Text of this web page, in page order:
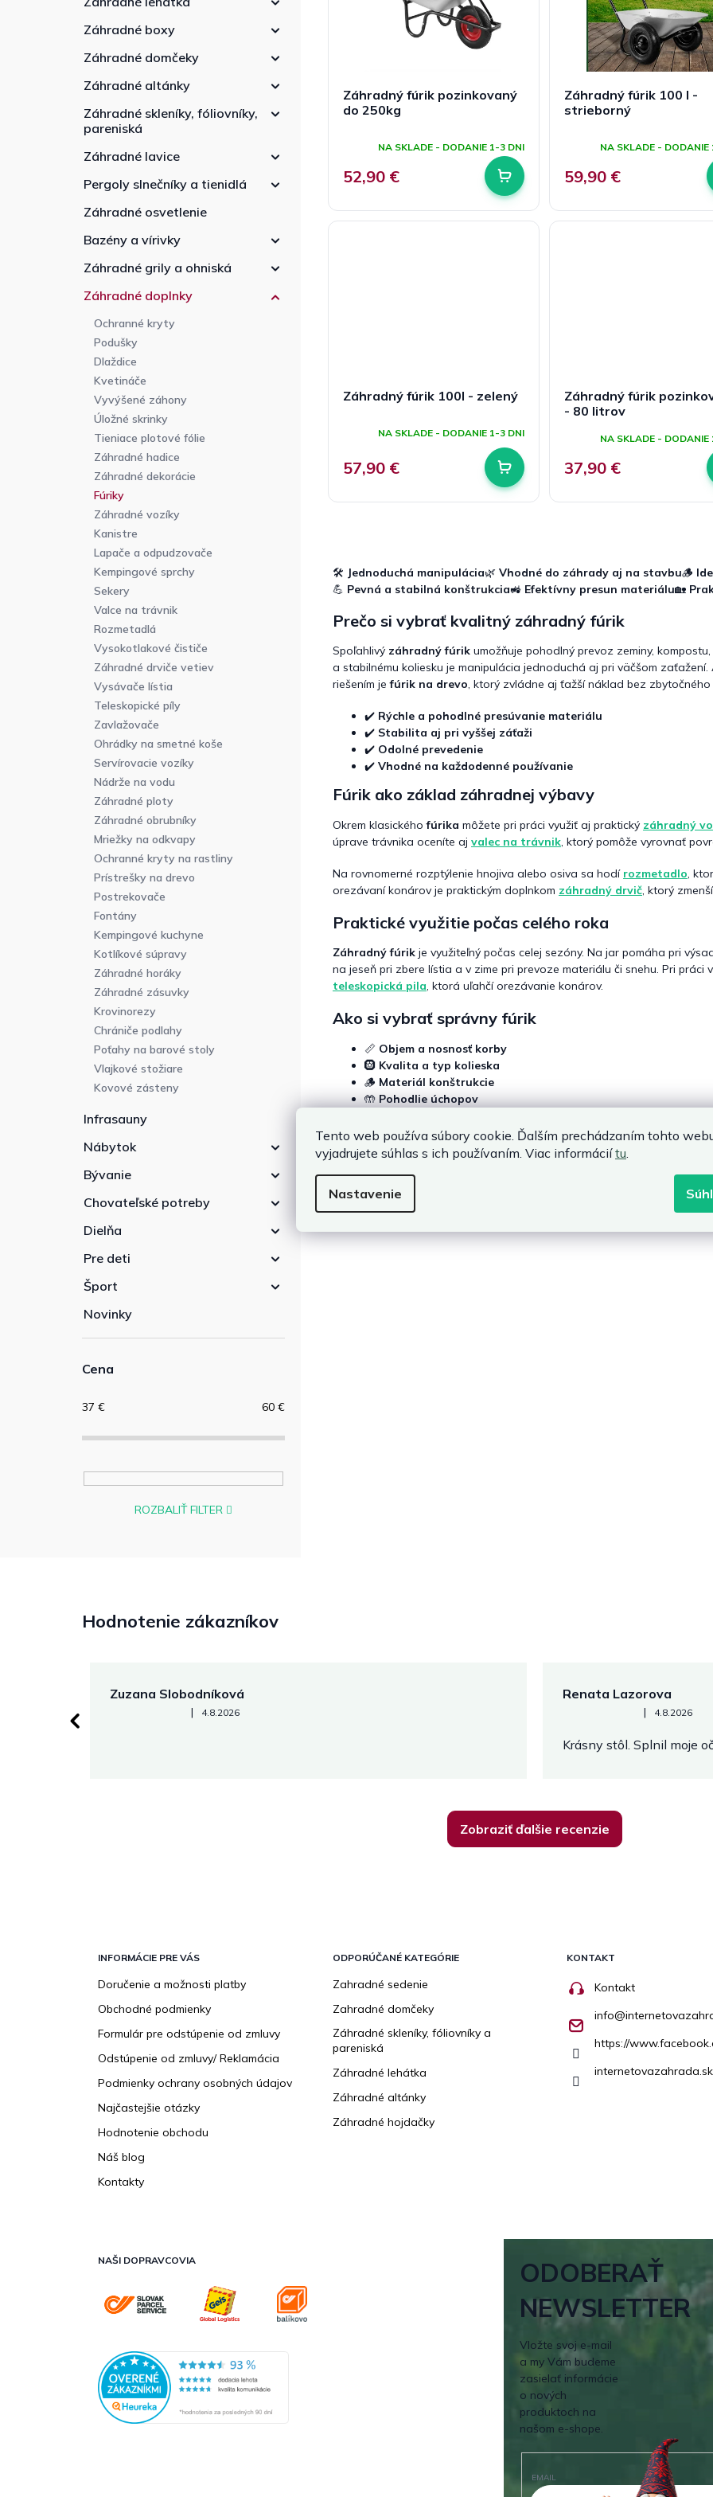
Tento web používa súbory cookie. Ďalším prechádzaním tohto
vyjadrujete súhlas s ich používaním. Viac informáciítu
Nastavenie
Záhradné boxy
Záhradné domčeky
Záhradné altánky
Záhradné skleníky, fóliovníky,
pareniská
Záhradné lavice
Pergoly slnečníky a tienidlá
Záhradné osvetlenie
Bazény a vírivky
Záhradné grily a ohniská
Záhradné doplnky
Ochranné kryty
Podušky
Dlaždice
Kvetináče
Vyvýšené záhony
Úložné skrinky
Tieniace plotové fólie
Záhradné hadice
Záhradné dekorácie
Fúriky
Záhradné vozíky
Kanistre
Lapače a odpudzovače
Kempingové sprchy
Sekery
Valce na trávnik
Rozmetadlá
Vysokotlakové čističe
Záhradné drviče vetiev
Vysávače lístia
Teleskopické píly
Zavlažovače
Ohrádky na smetné koše
Servírovacie vozíky
Nádrže na vodu
Záhradné ploty
Záhradné obrubníky
Mriežky na odkvapy
Ochranné kryty na rastliny
Prístrešky na drevo
Postrekovače
Fontány
Kempingové kuchyne
Kotlíkové súpravy
Záhradné horáky
Záhradné zásuvky
Krovinorezy
Chrániče podlahy
Poťahy na barové stoly
Vlajkové stožiare
Kovové zásteny
Infrasauny
Nábytok
Bývanie
Chovateľské potreby
Dielňa
Pre deti
Šport
Novinky
Cena
37 € 60 €
ROZBALIŤ FILTER
Záhradný fúrik pozinkovaný
do 250kg
hodnotenie
je
5,0
5
hviezdičiek.
NA SKLADE - DODANIE 1-3 DNI
52,90 €
Záhradný fúrik 100 l -
strieborný
hodnotenie
je
5,0
5
hviezdičiek.
NA SKLADE - DODANIE
59,90 €
Záhradný fúrik 100l - zelený
hodnotenie
5,0
hviezdičiek.
NA SKLADE - DODANIE 1-3 DNI
57,90 €
Záhradný fúrik
- 80 litrov
NA SKLADE - DODANIE
37,90 €
á
d
e
p
r
u
🛠️ Jednoduchá manipulácia🌿 Vhodné do záhrady aj na stavbu🪵
💪 Pevná a stabilná konštrukcia🚜 Efektívny presun materiálu🏡
Prečo si vybrať kvalitný záhradný fúrik
Spoľahlivý záhradný fúrik umožňuje pohodlný prevoz zeminy,
a stabilnému koliesku je manipulácia jednoduchá aj pri väčšom
riešením jefúrik na drevo, ktorý zvládne aj ťažší náklad bez
✔️ Rýchle a pohodlné presúvanie materiálu
✔️ Stabilita aj pri vyššej záťaži
✔️ Odolné prevedenie
✔️ Vhodné na každodenné používanie
Fúrik ako základ záhradnej výbavy
Okrem klasickéhofúrika môžete pri práci využiť aj praktický záhradný
úprave trávnika oceníte aj valec na trávnik, ktorý pomôže vyrovnať
Na rovnomerné rozptýlenie hnojiva alebo osiva sa hodí rozmetadlo,
orezávaní konárov je praktickým doplnkom záhradný drvič, ktorý
Praktické využitie počas celého roka
Záhradný fúrik je využiteľný počas celej sezóny. Na jar pomáha pri
na jeseň pri zbere lístia a v zime pri prevoze materiálu či snehu. Pri práci
teleskopická pila, ktorá uľahčí orezávanie konárov.
Ako si vybrať správny fúrik
📏 Objem a nosnosť korby
🛞 Kvalita a typ kolieska
🪵 Materiál konštrukcie
🤲Pohodlie úchopov
Efektívna práca bez zbytočnej námahy
Záhradné fúriky sú nenahraditeľným pomocníkom pri každodenných
odolnýstavebný fúrik
na drevo,
úlohe. Doprajte si spoľahlivého pomocníka, ktorý zvládne každú výzvu
Hodnotenie zákazníkov
Zuzana Slobodníková
Hodnotenie obchodu je 5 z 5 hviezdičiek.
| 4.8.2026
Renata Lazorova
Hodnotenie obchodu je 5 z
| 4.8.2026
Krásny stôl. Splnil moje
Zobraziť ďalšie recenzie
INFORMÁCIE PRE VÁS
Doručenie a možnosti platby
Obchodné podmienky
Formulár pre odstúpenie od zmluvy
Odstúpenie od zmluvy/ Reklamácia
Podmienky ochrany osobných údajov
Najčastejšie otázky
Hodnotenie obchodu
Náš blog
Kontakty
ODPORÚČANÉ KATEGÓRIE
Zahradné sedenie
Zahradné domčeky
Záhradné skleníky, fóliovníky a
pareniská
Záhradné lehátka
Záhradné altánky
Záhradné hojdačky
KONTAKT
Kontakt
info@
https://
internetovazahrada.sk
NAŠI DOPRAVCOVIA
ODOBERAŤ
NEWSLETTER
Vložte svoj e-mail
a my Vám budeme
zasielať informácie
o nových
produktoch na
našom e-shope.
EMAIL